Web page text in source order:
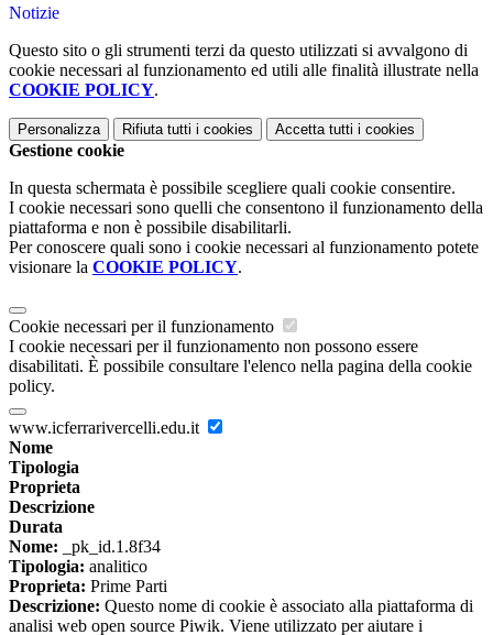
Notizie
Questo sito o gli strumenti terzi da questo utilizzati si avvalgono di
cookie necessari al funzionamento ed utili alle finalità illustrate nella
COOKIE POLICY.
Personalizza Rifiuta tutti i cookies Accetta tutti i cookies
Gestione cookie
In questa schermata è possibile scegliere quali cookie consentire.
I cookie necessari sono quelli che consentono il funzionamento della
piattaforma e non è possibile disabilitarli.
Per conoscere quali sono i cookie necessari al funzionamento potete
visionare la COOKIE POLICY.
Cookie necessari per il funzionamento
I cookie necessari per il funzionamento non possono essere
disabilitati. È possibile consultare l'elenco nella pagina della cookie
policy.
www.icferrarivercelli.edu.it
Nome
Tipologia
Proprieta
Descrizione
Durata
Nome: _pk_id.1.8f34
Tipologia: analitico
Proprieta: Prime Parti
Descrizione: Questo nome di cookie è associato alla piattaforma di
analisi web open source Piwik. Viene utilizzato per aiutare i